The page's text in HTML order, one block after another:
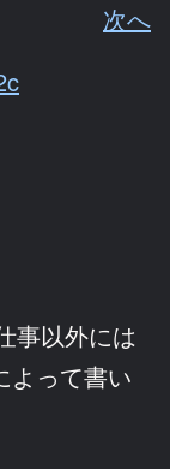
次へ
事以外には
よって書い